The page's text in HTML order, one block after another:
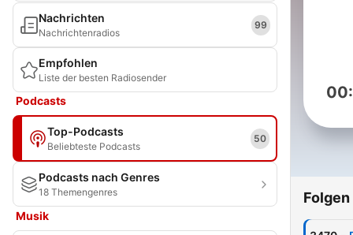
Nachrichten
Nachrichtenradios
99
Empfohlen
Liste der besten Radiosender
Podcasts
Top-Podcasts
Beliebteste Podcasts
50
Podcasts nach Genres
18 Themengenres
Musik
Folgen